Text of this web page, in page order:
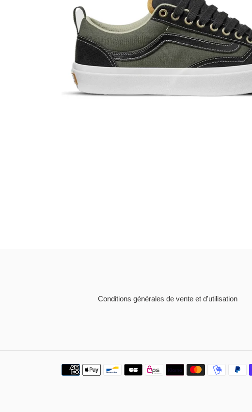
Conditions générales de vente et d'utilisation
Moyens